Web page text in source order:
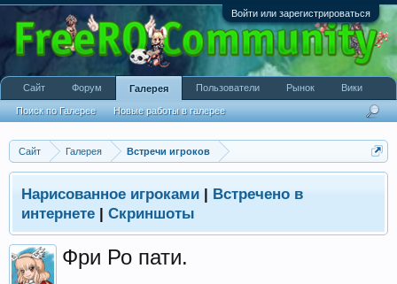
Войти или зарегистрироваться
Сайт Галерея Встречи игроков
Нарисованное игроками | Встречено в
интернете | Скриншоты
Фри Ро пати.
Сайт Форум Галерея
Поиск по Галерее Новые работы в галерее
Пользователи Рынок Вики